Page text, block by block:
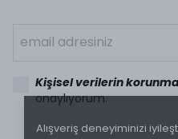
Alışveriş deneyiminizi
Kişisel verilerin
onaylıyorum.